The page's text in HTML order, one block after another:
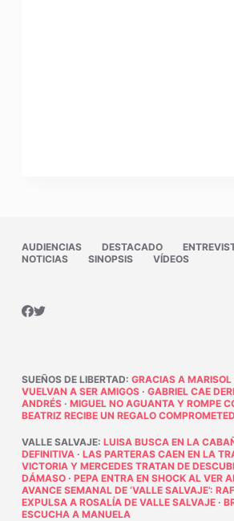
AUDIENCIAS DESTACADO
NOTICIAS
SINOPSIS VÍDEOS
SUEÑOS DE LIBERTAD: GRACIAS A
VUELVAN A SER AMIGOS· GABRIEL CAE
ANDRÉS· MIGUEL NO AGUANTA Y ROMPE
BEATRIZ RECIBE UN REGALO
VALLE SALVAJE: LUISA BUSCA EN LA
DEFINITIVA· LAS PARTERAS CAEN EN LA
VICTORIA Y MERCEDES TRATAN DE
DÁMASO· PEPA ENTRA EN SHOCK AL VER
AVANCE SEMANAL DE ‘VALLE SALVAJE’:
EXPULSA A ROSALÍA DE VALLE SALVAJE·
ESCUCHA A MANUELA